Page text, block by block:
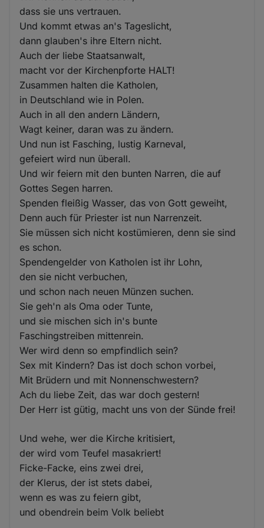
dass sie uns vertrauen.
Und kommt etwas an's Tageslicht,
dann glauben's ihre Eltern nicht.
Auch der liebe Staatsanwalt,
macht vor der Kirchenpforte HALT!
Zusammen halten die Katholen,
in Deutschland wie in Polen.
Auch in all den andern Ländern,
Wagt keiner, daran was zu ändern.
Und nun ist Fasching, lustig Karneval,
gefeiert wird nun überall.
Und wir feiern mit den bunten Narren, die auf
Gottes Segen harren.
Spenden fleißig Wasser, das von Gott geweiht,
Denn auch für Priester ist nun Narrenzeit.
Sie müssen sich nicht kostümieren, denn sie sind
es schon.
Spendengelder von Katholen ist ihr Lohn,
den sie nicht verbuchen,
und schon nach neuen Münzen suchen.
Sie geh'n als Oma oder Tunte,
und sie mischen sich in's bunte
Faschingstreiben mittenrein.
Wer wird denn so empfindlich sein?
Sex mit Kindern? Das ist doch schon vorbei,
Mit Brüdern und mit Nonnenschwestern?
Ach du liebe Zeit, das war doch gestern!
Der Herr ist gütig, macht uns von der Sünde frei!
Und wehe, wer die Kirche kritisiert,
der wird vom Teufel masakriert!
Ficke-Facke, eins zwei drei,
der Klerus, der ist stets dabei,
wenn es was zu feiern gibt,
und obendrein beim Volk beliebt